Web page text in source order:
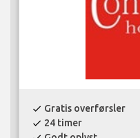
check Gratis overførsler
check 24 timer